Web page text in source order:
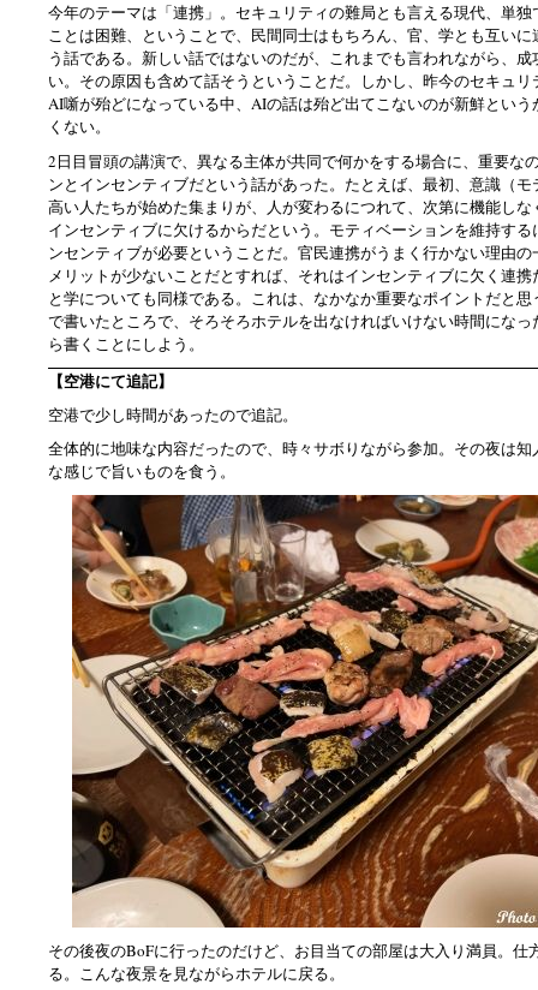
今年のテーマは「連携」。セキュリティの難局とも言える現代、単
ことは困難、ということで、民間同士はもちろん、官、学とも互い
う話である。新しい話ではないのだが、これまでも言われながら、
い。その原因も含めて話そうということだ。しかし、昨今のセキュ
AI噺が殆どになっている中、AIの話は殆ど出てこないのが新鮮とい
くない。
2日目冒頭の講演で、異なる主体が共同で何かをする場合に、重要な
ンとインセンティブだという話があった。たとえば、最初、意識（
高い人たちが始めた集まりが、人が変わるにつれて、次第に機能し
インセンティブに欠けるからだという。モティベーションを維持す
ンセンティブが必要ということだ。官民連携がうまく行かない理由
メリットが少ないことだとすれば、それはインセンティブに欠く連
と学についても同様である。これは、なかなか重要なポイントだと
で書いたところで、そろそろホテルを出なければいけない時間にな
ら書くことにしよう。
【空港にて追記】
空港で少し時間があったので追記。
全体的に地味な内容だったので、時々サボりながら参加。その夜は
な感じで旨いものを食う。
その後夜のBoFに行ったのだけど、お目当ての部屋は大入り満員。仕
る。こんな夜景を見ながらホテルに戻る。